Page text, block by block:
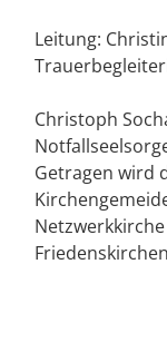
Leitung:
Christoph
Getragen wird